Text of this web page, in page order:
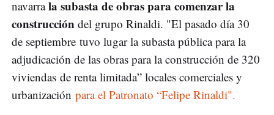
navarrala subasta de obras para comenzar la
construcción del grupo Rinaldi. "El pasado día 30
de septiembre tuvo lugar la subasta pública para la
adjudicación de las obras para la construcción de 320
viviendas de renta limitada” locales comerciales y
urbanización para el Patronato “Felipe Rinaldi".